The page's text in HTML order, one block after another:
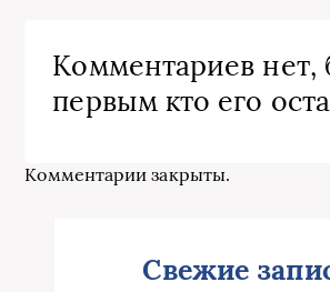
Комментариев нет,
первым кто его
Комментарии закрыты.
Свежие